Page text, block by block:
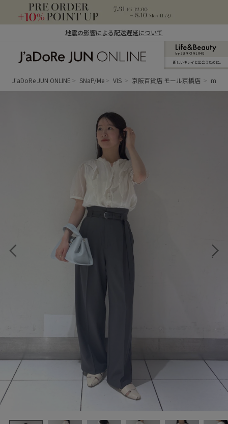
地震の影響による配送遅延について
ン オンライン）
新しいキレイと出合うために。
J'aDoRe JUN ONLINE SNaP/Me VIS 京阪百貨店 モール京橋店